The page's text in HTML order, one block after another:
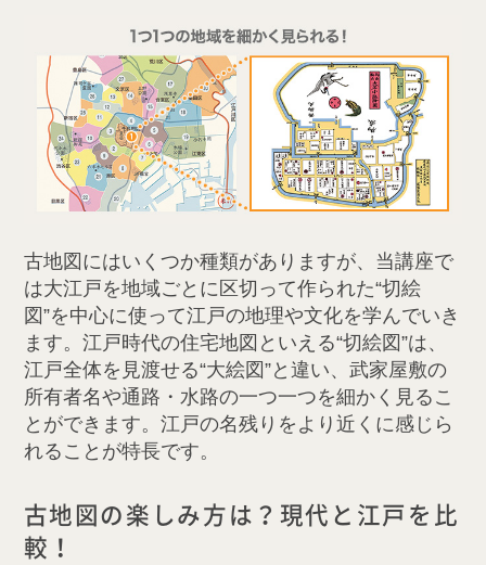
古地図にはいくつか種類がありますが、当講座で
は大江戸を地域ごとに区切って作られた“切絵
図”を中心に使って江戸の地理や文化を学んでいき
ます。江戸時代の住宅地図といえる“切絵図”は、
江戸全体を見渡せる“大絵図”と違い、武家屋敷の
所有者名や通路・水路の一つ一つを細かく見るこ
とができます。江戸の名残りをより近くに感じら
れることが特長です。
古地図の楽しみ方は？現代と江戸を比
較！